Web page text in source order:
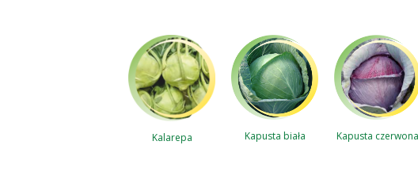
Kalarepa Kapusta biała Kapusta czerwona